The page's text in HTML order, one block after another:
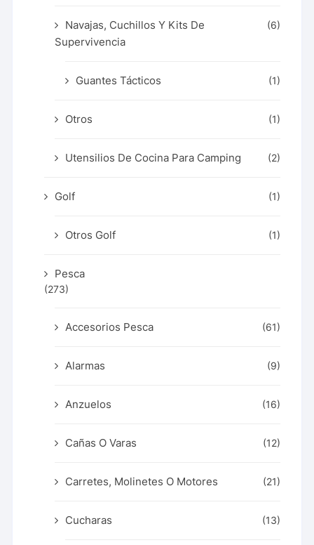
Navajas, Cuchillos Y Kits De
Supervivencia
(6)
Guantes Tácticos (1)
Otros (1)
Utensilios De Cocina Para Camping (2)
Golf (1)
Otros Golf (1)
Pesca
(273)
Accesorios Pesca (61)
Alarmas (9)
Anzuelos (16)
Cañas O Varas (12)
Carretes, Molinetes O Motores (21)
Cucharas (13)